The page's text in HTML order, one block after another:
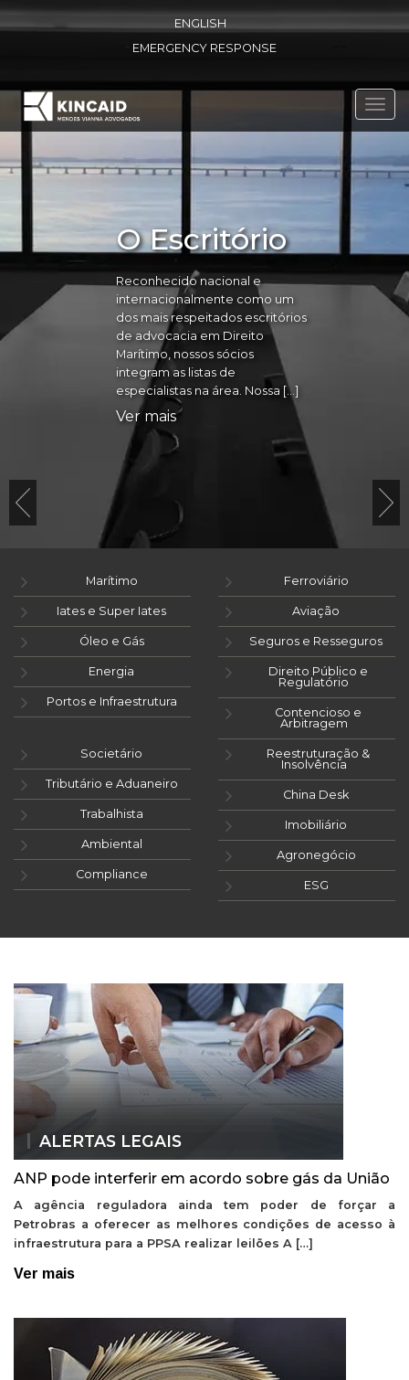
ENGLISH
EMERGENCY RESPONSE
O Escritório
Reconhecido nacional e
internacionalmente como um
dos mais respeitados escritórios
de advocacia em Direito
Marítimo, nossos sócios
integram as listas de
especialistas na área. Nossa […]
Ver mais
Marítimo
Iates e Super Iates
Óleo e Gás
Energia
Portos e Infraestrutura
Ferroviário
Aviação
Seguros e Resseguros
Direito Público e
Regulatório
Contencioso e
Arbitragem
Societário
Tributário e Aduaneiro
Trabalhista
Ambiental
Compliance
Reestruturação &
Insolvência
China Desk
Imobiliário
Agronegócio
ESG
ALERTAS LEGAIS
ANP pode interferir em acordo sobre gás da União
A agência reguladora ainda tem poder de forçar a
Petrobras a oferecer as melhores condições de acesso à
infraestrutura para a PPSA realizar leilões A […]
Ver mais